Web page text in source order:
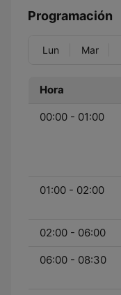
Programación
Lun Mar
Hora
00:00 - 01:00
01:00 - 02:00
02:00 - 06:00
06:00 - 08:30